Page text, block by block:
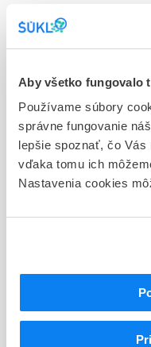
Aby všetko fungovalo
Používame súbory
správne fungovanie
lepšie spoznať, čo Vás
vďaka tomu ich
Nastavenia cookies
E - EU registrácia
Európska - orphan
Držiteľ, krajina
Incyte Biosciences
Indikačná skupina
44 - CYTOSTATICA
Inhibítory